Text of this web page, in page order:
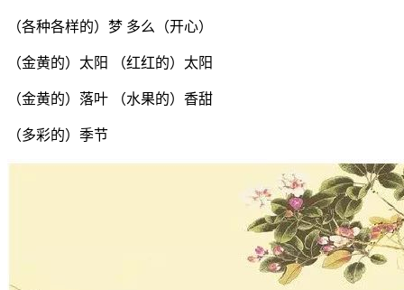
（各种各样的）梦 多么（开心）
（金黄的）太阳 （红红的）太阳
（金黄的）落叶 （水果的）香甜
（多彩的）季节